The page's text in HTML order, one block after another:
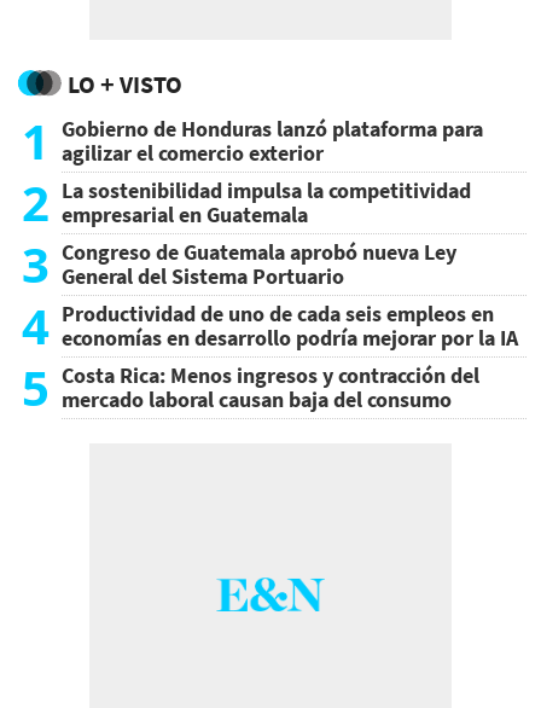
LO + VISTO
1
Gobierno de Honduras lanzó plataforma para
agilizar el comercio exterior
2 La sostenibilidad impulsa la competitividad
empresarial en Guatemala
3 Congreso de Guatemala aprobó nueva Ley
General del Sistema Portuario
4 Productividad de uno de cada seis empleos en
economías en desarrollo podría mejorar por la IA
5 Costa Rica: Menos ingresos y contracción del
mercado laboral causan baja del consumo